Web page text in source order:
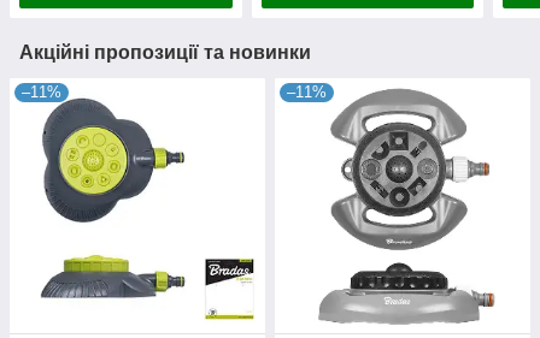
Акційні пропозиції та новинки
–11% –11%